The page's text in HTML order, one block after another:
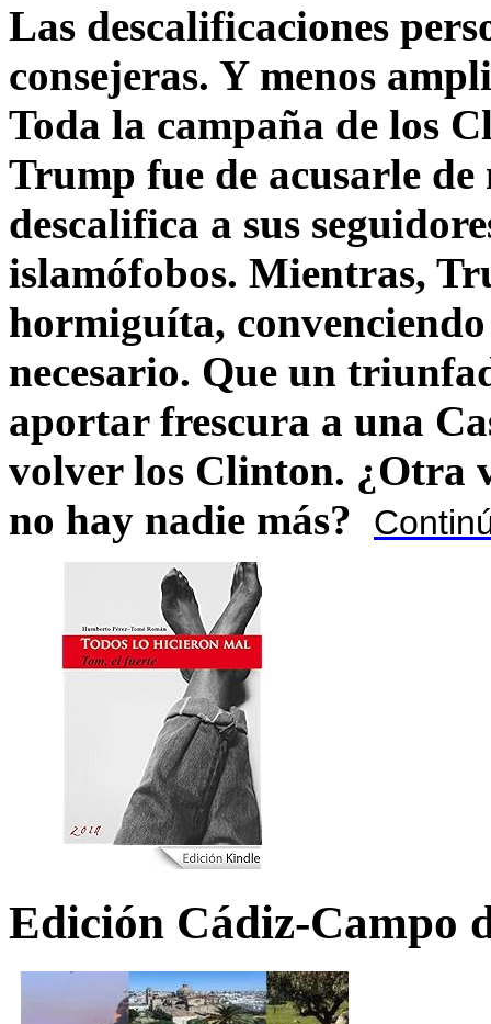
Las descalificaciones
consejeras. Y menos
Toda la campaña de los
Trump fue de acusarle
descalifica a sus
islamófobos. Mientras,
hormiguíta,
necesario. Que un
aportar frescura a una
volver los Clinton. ¿Otra
no hay nadie más?
Edición Cádiz-Campo